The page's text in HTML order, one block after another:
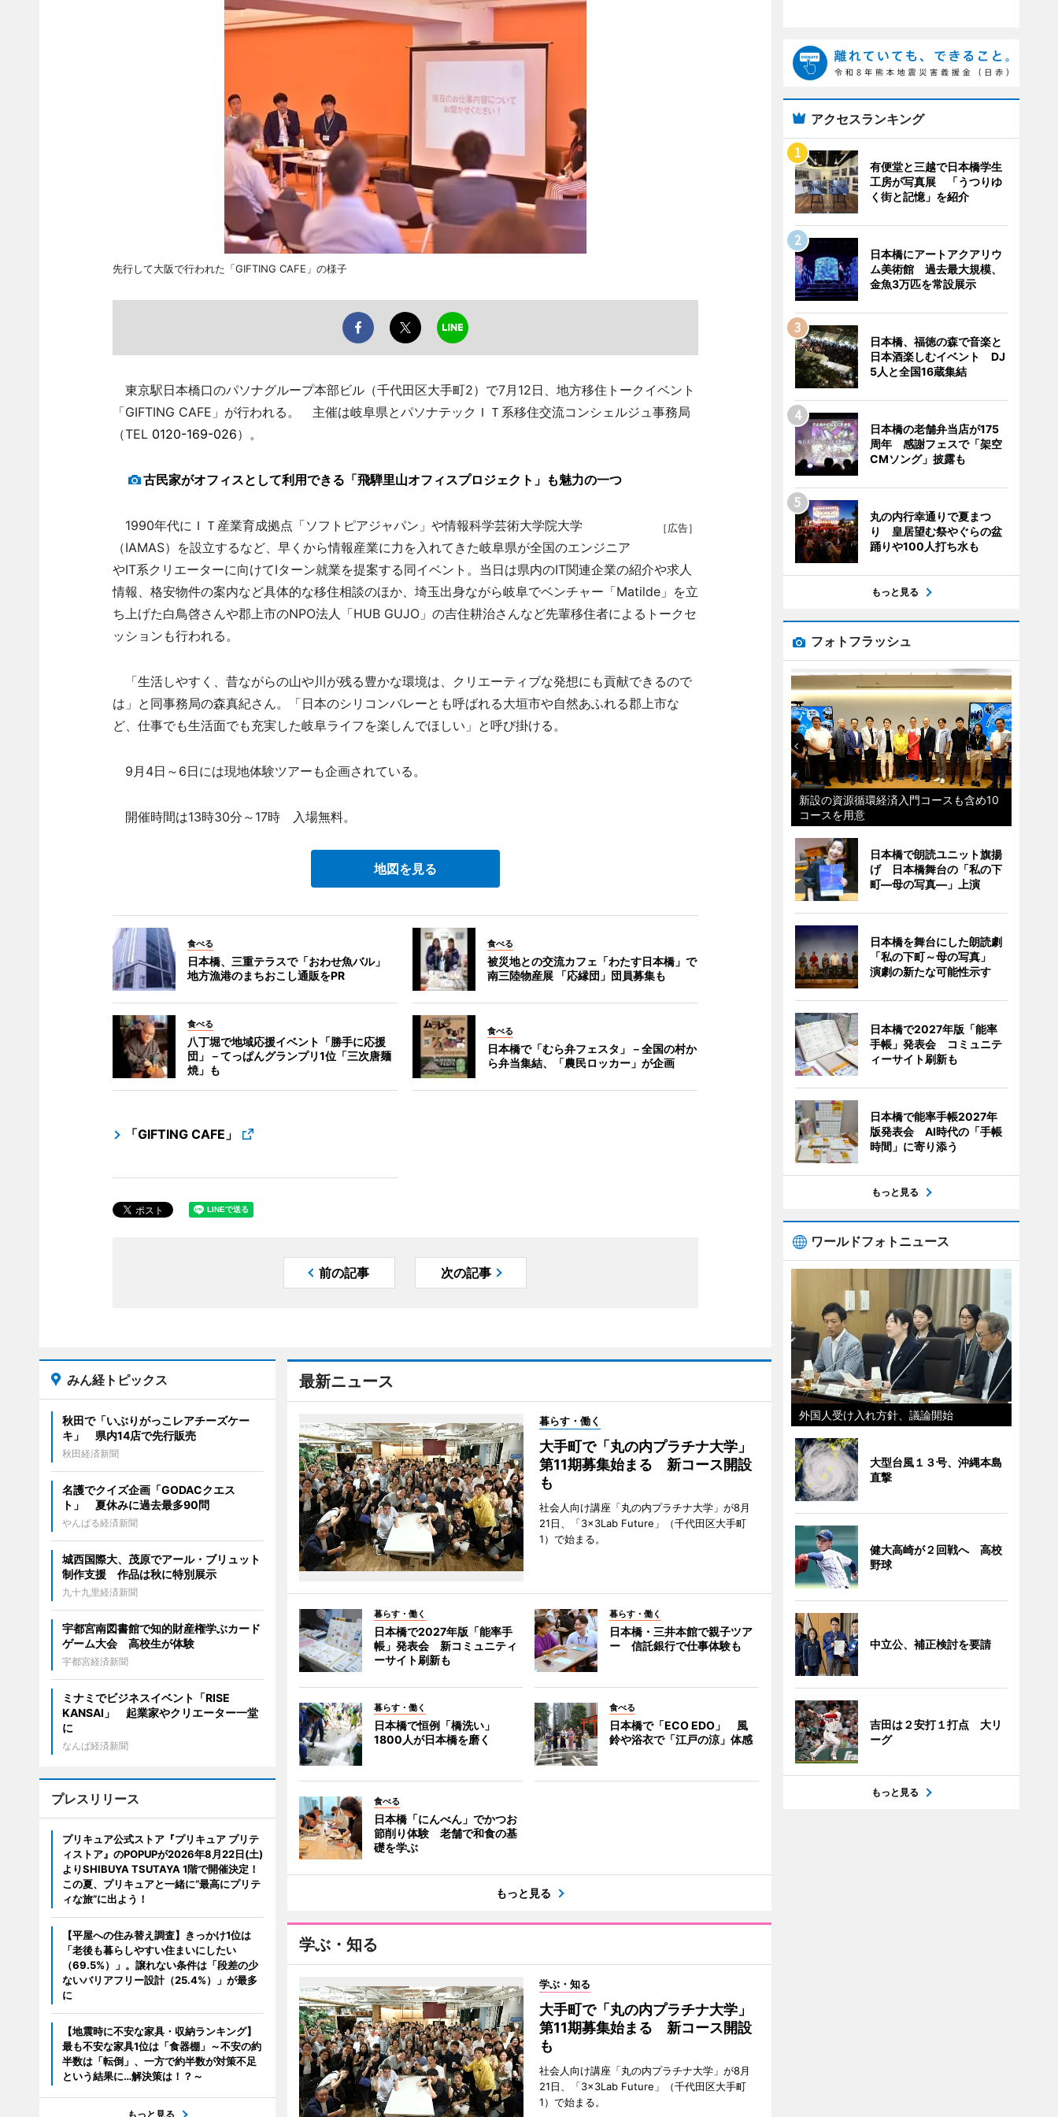
先行して大阪で行われた「GIFTING CAFE」の様子
東京駅日本橋口のパソナグループ本部ビル（千代田区大手町2）で7月12日、地方移住トークイベント
「GIFTING CAFE」が行われる。 主催は岐阜県とパソナテックＩＴ系移住交流コンシェルジュ事務局
（TEL 0120-169-026）。
古民家がオフィスとして利用できる「飛騨里山オフィスプロジェクト」も魅力の一つ
［広告］
1990年代にＩＴ産業育成拠点「ソフトピアジャパン」や情報科学芸術大学院大学
（IAMAS）を設立するなど、早くから情報産業に力を入れてきた岐阜県が全国のエンジニア
やIT系クリエーターに向けてIターン就業を提案する同イベント。当日は県内のIT関連企業の紹介や求人
情報、格安物件の案内など具体的な移住相談のほか、埼玉出身ながら岐阜でベンチャー「Matilde」を立
ち上げた白鳥啓さんや郡上市のNPO法人「HUB GUJO」の吉住耕治さんなど先輩移住者によるトークセ
ッションも行われる。
「生活しやすく、昔ながらの山や川が残る豊かな環境は、クリエーティブな発想にも貢献できるので
は」と同事務局の森真紀さん。「日本のシリコンバレーとも呼ばれる大垣市や自然あふれる郡上市な
ど、仕事でも生活面でも充実した岐阜ライフを楽しんでほしい」と呼び掛ける。
9月4日～6日には現地体験ツアーも企画されている。
開催時間は13時30分～17時 入場無料。
地図を見る
食べる
日本橋、三重テラスで「おわせ魚バル」
地方漁港のまちおこし通販をPR
食べる
被災地との交流カフェ「わたす日本橋」で
南三陸物産展 「応縁団」団員募集も
食べる
八丁堀で地域応援イベント「勝手に応援
団」－てっぱんグランプリ1位「三次唐麺
焼」も
食べる
日本橋で「むら弁フェスタ」－全国の村か
ら弁当集結、「農民ロッカー」が企画
「GIFTING CAFE」
前の記事 次の記事
最新ニュース
暮らす・働く
大手町で「丸の内プラチナ大学」
第11期募集始まる 新コース開設
も
社会人向け講座「丸の内プラチナ大学」が8月
21日、「3×3Lab Future」（千代田区大手町
1）で始まる。
暮らす・働く
日本橋で2027年版「能率手
帳」発表会 新コミュニティ
ーサイト刷新も
暮らす・働く
日本橋・三井本館で親子ツア
ー 信託銀行で仕事体験も
暮らす・働く
日本橋で恒例「橋洗い」
1800人が日本橋を磨く
食べる
日本橋で「ECO EDO」 風
鈴や浴衣で「江戸の涼」体感
食べる
日本橋「にんべん」でかつお
節削り体験 老舗で和食の基
礎を学ぶ
もっと見る
学ぶ・知る
学ぶ・知る
大手町で「丸の内プラチナ大学」
第11期募集始まる 新コース開設
も
社会人向け講座「丸の内プラチナ大学」が8月
21日、「3×3Lab Future」（千代田区大手町
1）で始まる。
みん経トピックス
秋田で「いぶりがっこレアチーズケー
キ」 県内14店で先行販売
秋田経済新聞
名護でクイズ企画「GODACクエス
ト」 夏休みに過去最多90問
やんばる経済新聞
城西国際大、茂原でアール・ブリュット
制作支援 作品は秋に特別展示
九十九里経済新聞
宇都宮南図書館で知的財産権学ぶカード
ゲーム大会 高校生が体験
宇都宮経済新聞
ミナミでビジネスイベント「RISE
KANSAI」 起業家やクリエーター一堂
に
なんば経済新聞
プレスリリース
プリキュア公式ストア『プリキュア プリテ
ィストア』のPOPUPが2026年8月22日(土)
よりSHIBUYA TSUTAYA 1階で開催決定！
この夏、プリキュアと一緒に“最高にプリテ
ィな旅”に出よう！
【平屋への住み替え調査】きっかけ1位は
「老後も暮らしやすい住まいにしたい
（69.5%）」。譲れない条件は「段差の少
ないバリアフリー設計（25.4%）」が最多
に
【地震時に不安な家具・収納ランキング】
最も不安な家具1位は「食器棚」～不安の約
半数は「転倒」、一方で約半数が対策不足
という結果に…解決策は！？～
もっと見る
アクセスランキング
有便堂と三越で日本橋学生
工房が写真展 「うつりゆ
く街と記憶」を紹介
日本橋にアートアクアリウ
ム美術館 過去最大規模、
金魚3万匹を常設展示
日本橋、福徳の森で音楽と
日本酒楽しむイベント DJ
5人と全国16蔵集結
日本橋の老舗弁当店が175
周年 感謝フェスで「架空
CMソング」披露も
丸の内行幸通りで夏まつ
り 皇居望む祭やぐらの盆
踊りや100人打ち水も
もっと見る
フォトフラッシュ
新設の資源循環経済入門コースも含め10
コースを用意
日本橋で朗読ユニット旗揚
げ 日本橋舞台の「私の下
町―母の写真―」上演
日本橋を舞台にした朗読劇
「私の下町～母の写真」
演劇の新たな可能性示す
日本橋で2027年版「能率
手帳」発表会 コミュニテ
ィーサイト刷新も
日本橋で能率手帳2027年
版発表会 AI時代の「手帳
時間」に寄り添う
もっと見る
ワールドフォトニュース
外国人受け入れ方針、議論開始
大型台風１３号、沖縄本島
直撃
健大高崎が２回戦へ 高校
野球
中立公、補正検討を要請
吉田は２安打１打点 大リ
ーグ
もっと見る